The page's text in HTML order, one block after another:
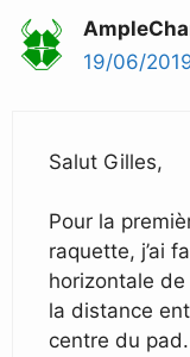
19/06/
Salut Gilles,
Pour la
raquette, j’ai
horizontale
la distance
centre du